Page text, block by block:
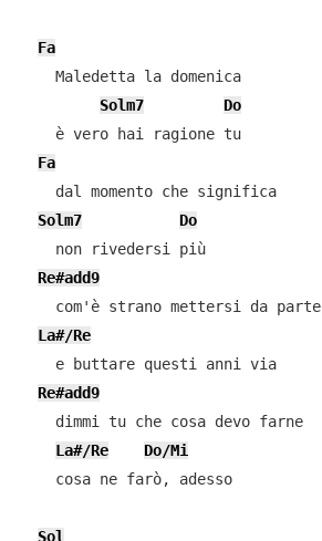
Fa
    Maledetta la domenica
Solm7
Do
    è vero hai ragione tu
Fa
    dal momento che significa
Solm7
Do
    non rivedersi più
Re#add9
    com'è strano mettersi da parte
La#/Re
    e buttare questi anni via
Re#add9
    dimmi tu che cosa devo farne
La#/Re
Do/Mi
    cosa ne farò, adesso
Sol